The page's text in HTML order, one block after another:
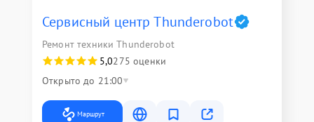
Сервисный центр Thunderobot
Ремонт техники Thunderobot
5,0275 оценки
Открыто до 21:00
Маршрут